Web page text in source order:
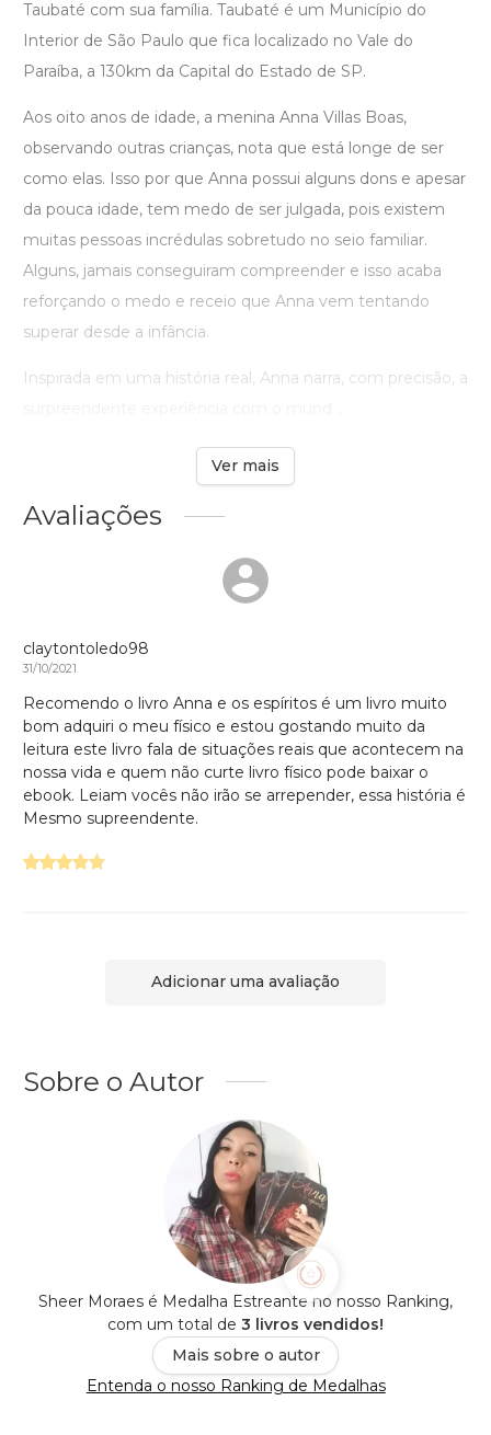
Taubaté com sua família. Taubaté é um Município do
Interior de São Paulo que fica localizado no Vale do
Paraíba, a 130km da Capital do Estado de SP.
Aos oito anos de idade, a menina Anna Villas Boas,
observando outras crianças, nota que está longe de ser
como elas. Isso por que Anna possui alguns dons e apesar
da pouca idade, tem medo de ser julgada, pois existem
muitas pessoas incrédulas sobretudo no seio familiar.
Alguns, jamais conseguiram compreender e isso acaba
reforçando o medo e receio que Anna vem tentando
superar desde a infância.
Inspirada em uma história real, Anna narra, com precisão, a
Ver mais
Avaliações
claytontoledo98
31/10/2021
Recomendo o livro Anna e os espíritos é um livro muito
bom adquiri o meu físico e estou gostando muito da
leitura este livro fala de situações reais que acontecem na
nossa vida e quem não curte livro físico pode baixar o
ebook. Leiam vocês não irão se arrepender, essa história é
Mesmo supreendente.
Adicionar uma avaliação
Sobre o Autor
Sheer Moraes é Medalha Estreante no nosso Ranking,
com um total de 3 livros vendidos!
Mais sobre o autor
Entenda o nosso Ranking de Medalhas